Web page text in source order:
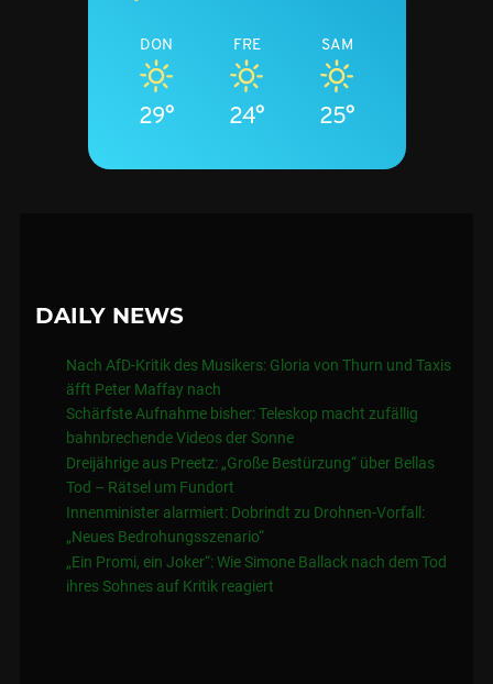
DON
29°
FRE
24°
SAM
25°
DAILY NEWS
Nach AfD-Kritik des Musikers: Gloria von Thurn und Taxis
äfft Peter Maffay nach
Schärfste Aufnahme bisher: Teleskop macht zufällig
bahnbrechende Videos der Sonne
Dreijährige aus Preetz: „Große Bestürzung“ über Bellas
Tod – Rätsel um Fundort
Innenminister alarmiert: Dobrindt zu Drohnen-Vorfall:
„Neues Bedrohungsszenario“
„Ein Promi, ein Joker“: Wie Simone Ballack nach dem Tod
ihres Sohnes auf Kritik reagiert